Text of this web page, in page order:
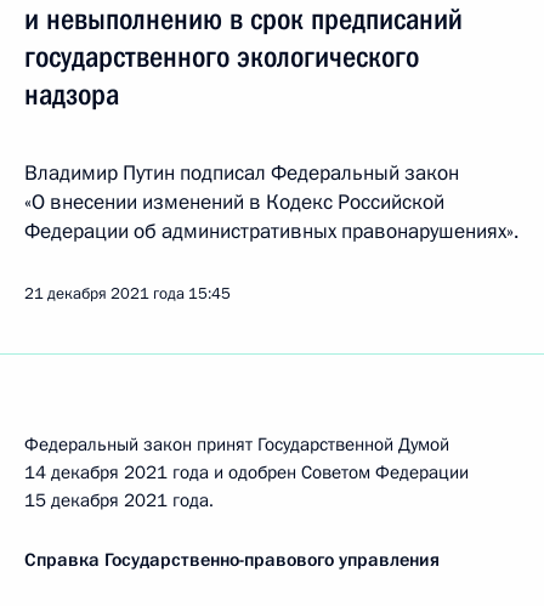
и невыполнению в срок предписаний
государственного экологического
надзора
Владимир Путин подписал Федеральный закон
«О внесении изменений в Кодекс Российской
Федерации об административных правонарушениях».
21 декабря 2021 года 15:45
Федеральный закон принят Государственной Думой
14 декабря 2021 года и одобрен Советом Федерации
15 декабря 2021 года.
Справка Государственно-правового управления